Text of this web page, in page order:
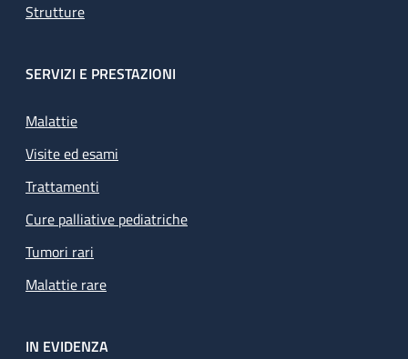
Strutture
SERVIZI E PRESTAZIONI
Malattie
Visite ed esami
Trattamenti
Cure palliative pediatriche
Tumori rari
Malattie rare
IN EVIDENZA